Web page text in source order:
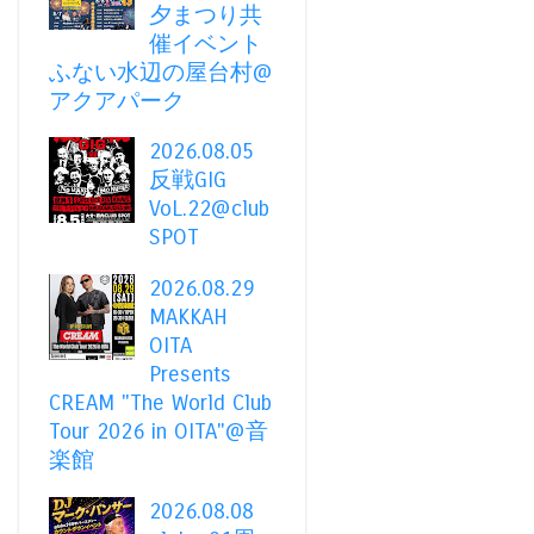
夕まつり共
催イベント
ふない水辺の屋台村@
アクアパーク
2026.08.05
反戦GIG
VoL.22@club
SPOT
2026.08.29
MAKKAH
OITA
Presents
CREAM "The World Club
Tour 2026 in OITA"@音
楽館
2026.08.08